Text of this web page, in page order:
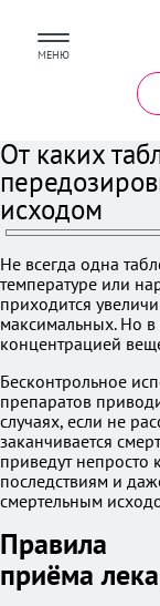
МЕНЮ
От каких
исходом
Не всегда одна
температуре или
приходится
максимальных. Но в
концентрацией
Бесконтрольное
препаратов
случаях, если не
заканчивается
приведут непросто
последствиям и
смертельным
Правила
приёма